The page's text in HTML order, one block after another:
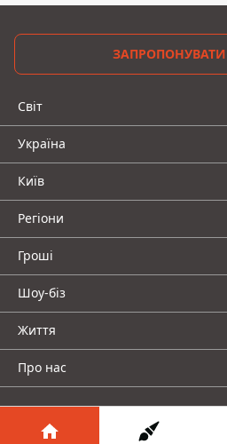
Світ
Україна
Київ
Регіони
Гроші
Шоу-біз
Життя
Про нас